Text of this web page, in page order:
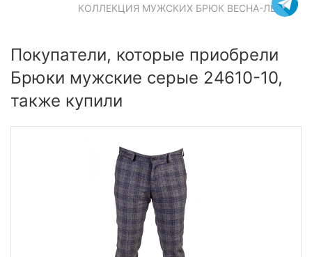
КОЛЛЕКЦИЯ МУЖСКИХ БРЮК ВЕСНА-ЛЕТО
Покупатели, которые приобрели
Брюки мужские серые 24610-10,
также купили